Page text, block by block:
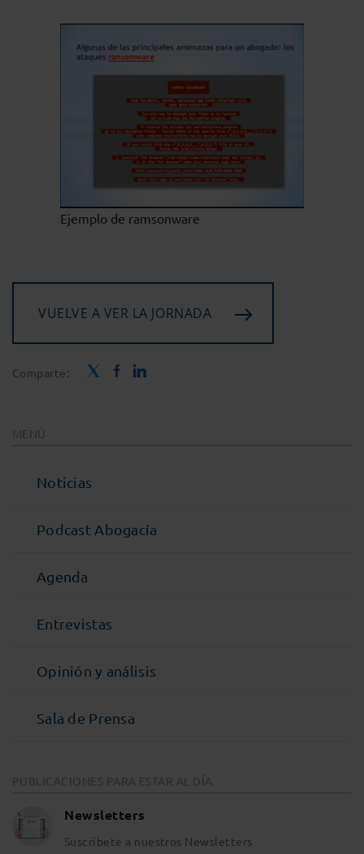
Ejemplo de ramsonware
VUELVE A VER LA JORNADA
Comparte:
MENÚ
Noticias
Podcast Abogacía
Agenda
Entrevistas
Opinión y análisis
Sala de Prensa
PUBLICACIONES PARA ESTAR AL DÍA
Newsletters
Suscríbete a nuestros Newsletters